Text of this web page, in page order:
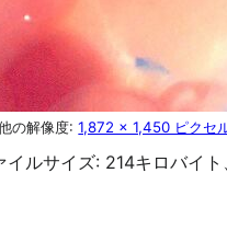
の解像度:1,872 × 1,450 ピクセ
ルサイズ: 214キロバイ